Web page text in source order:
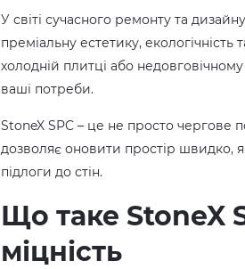
У світі сучасного ремонту та
преміальну естетику,
холодній плитці або недовговічному
ваші потреби.
StoneX SPC – це не просто чергове
дозволяє оновити простір швидко,
підлоги до стін.
Що таке StoneX
міцність